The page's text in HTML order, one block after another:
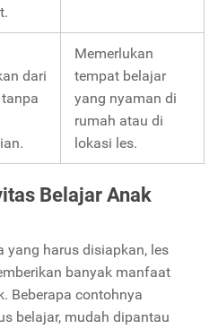
dari
Memerlukan
tempat belajar
yang nyaman di
rumah atau di
lokasi les.
Belajar Anak
yang harus disiapkan, les
banyak manfaat
Beberapa contohnya
belajar, mudah dipantau